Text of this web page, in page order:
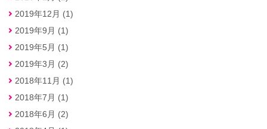
2019年12月 (1)
2019年9月 (1)
2019年5月 (1)
2019年3月 (2)
2018年11月 (1)
2018年7月 (1)
2018年6月 (2)